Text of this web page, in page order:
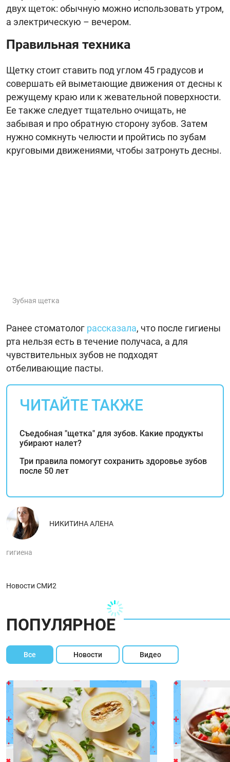
двух щеток: обычную можно использовать утром,
а электрическую – вечером.
Правильная техника
Щетку стоит ставить под углом 45 градусов и
совершать ей выметающие движения от десны к
режущему краю или к жевательной поверхности.
Ее также следует тщательно очищать, не
забывая и про обратную сторону зубов. Затем
нужно сомкнуть челюсти и пройтись по зубам
круговыми движениями, чтобы затронуть десны.
Зубная щетка
Ранее стоматолог рассказала, что после гигиены
рта нельзя есть в течение получаса, а для
чувствительных зубов не подходят
отбеливающие пасты.
ЧИТАЙТЕ ТАКЖЕ
Съедобная "щетка" для зубов. Какие продукты
убирают налет?
Три правила помогут сохранить здоровье зубов
после 50 лет
НИКИТИНА АЛЕНА
гигиена
Новости СМИ2
ПОПУЛЯРНОЕ
Все Новости Видео